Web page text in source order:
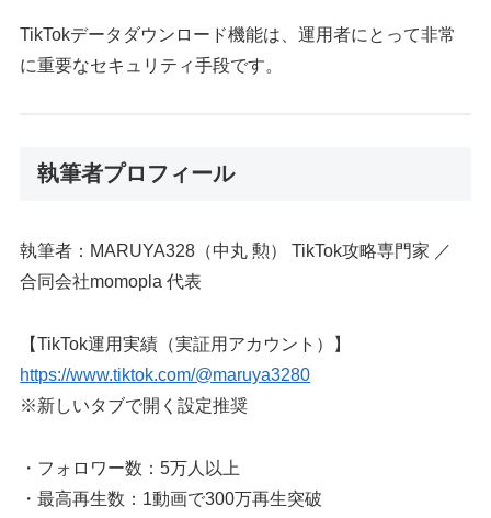
TikTokデータダウンロード機能は、運用者にとって非常
に重要なセキュリティ手段です。
執筆者プロフィール
執筆者：MARUYA328（中丸 勲） TikTok攻略専門家 ／
合同会社momopla 代表
【TikTok運用実績（実証用アカウント）】
https://www.tiktok.com/@maruya3280
※新しいタブで開く設定推奨
・フォロワー数：5万人以上
・最高再生数：1動画で300万再生突破